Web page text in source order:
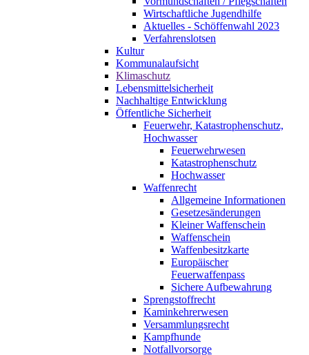
Wirtschaftliche Jugendhilfe
Aktuelles - Schöffenwahl 2023
Verfahrenslotsen
Kultur
Kommunalaufsicht
Klimaschutz
Lebensmittelsicherheit
Nachhaltige Entwicklung
Öffentliche Sicherheit
Feuerwehr, Katastrophenschutz,
Hochwasser
Feuerwehrwesen
Katastrophenschutz
Hochwasser
Waffenrecht
Allgemeine Informationen
Gesetzesänderungen
Kleiner Waffenschein
Waffenschein
Waffenbesitzkarte
Europäischer
Feuerwaffenpass
Sichere Aufbewahrung
Sprengstoffrecht
Kaminkehrerwesen
Versammlungsrecht
Kampfhunde
Notfallvorsorge